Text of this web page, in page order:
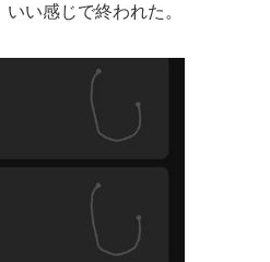
い感じで終われた。